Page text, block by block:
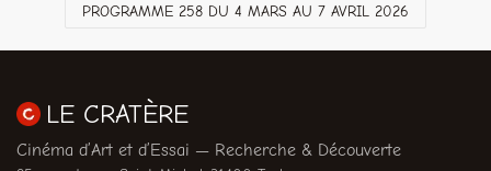
PROGRAMME 258 DU 4 MARS AU 7 AVRIL 2026
LE CRATÈRE
Cinéma d’Art et d’Essai — Recherche & Découverte